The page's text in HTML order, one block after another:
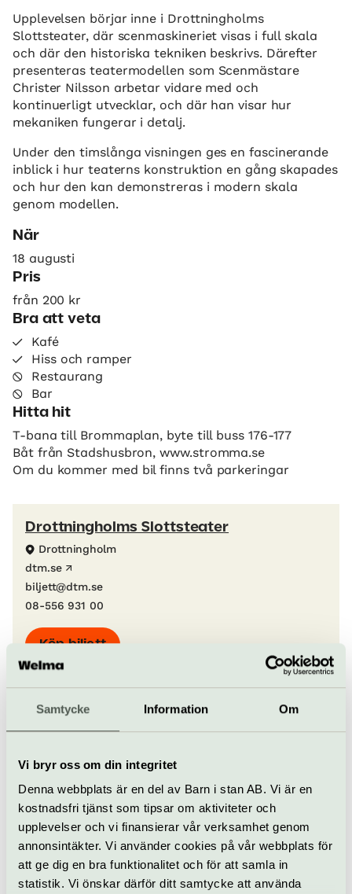
Samtycke Information Om
Vi bryr oss om din integritet
Denna webbplats är en del av Barn i stan AB. Vi är en
kostnadsfri tjänst som tipsar om aktiviteter och
upplevelser och vi finansierar vår verksamhet genom
annonsintäkter. Vi använder cookies på vår webbplats för
att ge dig en bra funktionalitet och för att samla in
statistik. Vi önskar därför ditt samtycke att använda
Upplevelsen börjar inne i Drottningholms
Slottsteater, där scenmaskineriet visas i full skala
och där den historiska tekniken beskrivs. Därefter
presenteras teatermodellen som Scenmästare
Christer Nilsson arbetar vidare med och
kontinuerligt utvecklar, och där han visar hur
mekaniken fungerar i detalj.
Under den timslånga visningen ges en fascinerande
inblick i hur teaterns konstruktion en gång skapades
och hur den kan demonstreras i modern skala
genom modellen.
När
18 augusti
Pris
från 200 kr
Bra att veta
Kafé
Hiss och ramper
Restaurang
Bar
Hitta hit
T-bana till Brommaplan, byte till buss 176-177
Båt från Stadshusbron, www.stromma.se
Om du kommer med bil finns två parkeringar
Drottningholms Slottsteater
Drottningholm
dtm.se
biljett@dtm.se
08-556 931 00
Köp biljett
Allt som händer –
Drottningholms
Poppeas kröning
1–15 augusti